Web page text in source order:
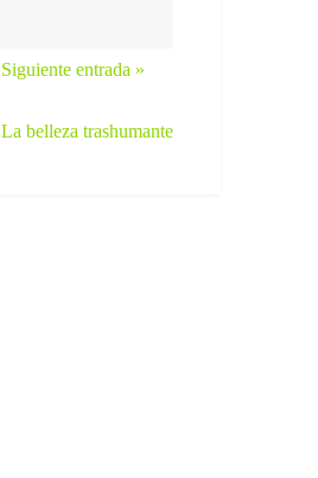
Siguiente entrada »
La belleza trashumante